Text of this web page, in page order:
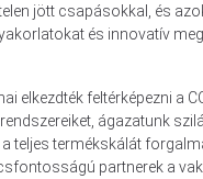
jött csapásokkal, és
és innovatív
elkezdték feltérképezni a
ágazatunk
teljes termékskálát
partnerek a